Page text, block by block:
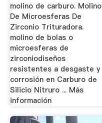
molino de carburo. Molino
De Microesferas De
Zirconio Trituradora.
molino de bolas o
microesferas de
zirconiodiseños
resistentes a desgaste y
corrosión en Carburo de
Silicio Nitruro ... Más
información